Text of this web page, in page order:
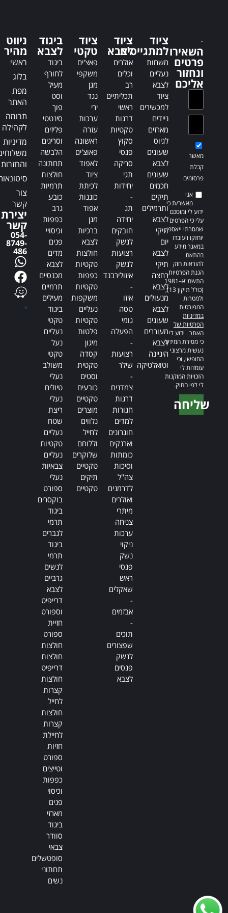
a
t
v
e
i
השאירו
פרטים
ונחזור
אליכם
מאשר
קבלת
פרסומים
אני
מאשר/ת כי
ידוע לי ומוסכם
עלי כי הפרטים
שמסרתי ייאספו,
יוחזקו ויעובדו
במאגר מידע
בהתאם
להוראות חוק
הגנת הפרטיות,
התשמ"א–1981
(כולל תיקון 13),
ולמטרות
המפורטות
במדיניות
הפרטיות של
האתר. ידוע לי
כי מסירת המידע
נעשית מרצוני
החופשי, וכי
עומדות לי
הזכויות המוקנות
לי לפי החוק.
שליחה
ציוד
למתגייסים
משחות
נעליים
לצבא
ציוד
למכשירים
ניידים
מארזים
לגיוס
שעונים
לצבא
שעונים
חכמים
תיקים
ותרמילים
לצבא
תיקי
יום
לצבא
תיקי
רחצה
לצבא
מנעולים
לצבא
שעונים
מעוררים
לצבא
היגיינה
וטואלטיקה
ציוד
לצבא
אולרים
וכלים
רב
תכליתיים
ראשי
דרגות
טקטיות
סקוץ
פנסי
סריקה
תגי
יחידות
-
תג
יחידה
חובקים
לנשק
רצועות
לנשק
איזולירבנד
-
איזו
טסה
גומי
הפעלה
-
רצועות
שילר
-
צמדנים
דרגות
חגורות
למדים
חוגרונים
וארנקים
כומתות
וסיכות
צה"ל
לדרמנים
ואולרים
מיתרי
צניחה
ערכות
ניקוי
נשק
פנסי
ראש
שאקלים
-
אבזמים
-
תוכים
שפצורים
לנשק
פנסים
לצבא
ציוד
טקטי
פאצ'ים
משקפי
מגן
נגד
ירי
ערכות
עזרה
ראשונה
פאוצ'ים
לאפוד
ציוד
לכיתת
כוננות
אפוד
מגן
ברכיות
לצבא
חולצות
טקטיות
כפפות
טקטיות
משקפות
נעליים
טקטיות
פלטות
מיגון
קסדה
טקטית
וסטים
כובעים
טקטיים
מוצרים
נלווים
לחייל
וללוחם
שלוקרים
טקטיים
תיקים
טקטיים
ביגוד
לצבא
ביגוד
לחורף
מעיל
וסט
פוך
סינטטי
פליזים
וסריגים
הלבשה
תחתונה
חולצות
תרמיות
כובע
גרב
כפפות
וכיסויי
פנים
מדים
לצבא
מכנסיים
תרמיים
מעילים
ביגוד
טקטי
נעליים
נעל
טקטי
משולב
נעלי
טיולים
נעלי
ריצת
שטח
נעליים
טקטיות
נעליים
צבאיות
נעלי
ספורט
בוקסרים
ביגוד
תרמי
לגברים
ביגוד
תרמי
לנשים
גרביים
לצבא
דרייפיט
וספורט
חזיית
ספורט
חולצות
חולצות
דרייפיט
חולצות
קצרות
לחייל
חולצות
קצרות
לחיילת
חזיות
ספורט
וטייצים
כפפות
וכיסוי
פנים
מארזי
ביגוד
סוודר
צבאי
סופטשלים
תחתוני
נשים
ניווט
מהיר
ראשי
בלוג
מפת
האתר
תרומה
לקהילה
מדיניות
והחזרות
צור
קשר
יצירת
קשר
054-
8749-
486